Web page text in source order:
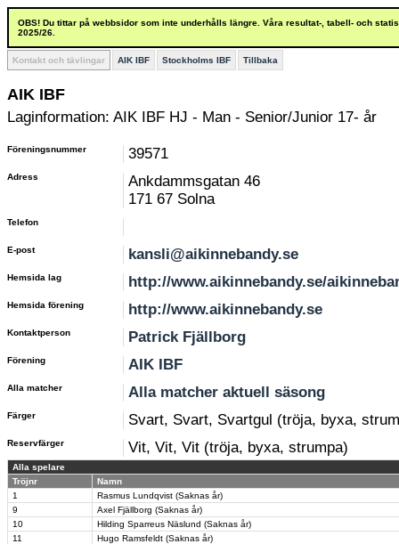
OBS! Du tittar på webbsidor som inte underhålls längre. Våra resultat-, tabell- och
2025/26.
Kontakt och tävlingar AIK IBF Stockholms IBF Tillbaka
AIK IBF
Laginformation: AIK IBF HJ - Man - Senior/Junior 17- år
Föreningsnummer 39571
Adress
Ankdammsgatan 46
171 67 Solna
Telefon
E-post kansli@aikinnebandy.se
Hemsida lag http://www.aikinnebandy.se/
Hemsida förening http://www.aikinnebandy.se
Kontaktperson Patrick Fjällborg
Förening AIK IBF
Alla matcher Alla matcher aktuell säsong
Färger Svart, Svart, Svartgul (tröja, byxa,
Reservfärger Vit, Vit, Vit (tröja, byxa, strumpa)
Alla spelare
Tröjnr
Namn
1
Rasmus Lundqvist (Saknas år)
9
Axel Fjällborg (Saknas år)
10
Hilding Sparreus Näslund (Saknas år)
11
Hugo Ramsfeldt (Saknas år)